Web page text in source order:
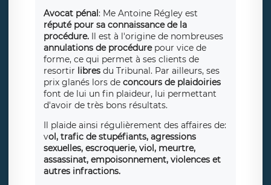
Avocat pénal : Me Antoine Régley est
réputé pour sa connaissance de la
procédure. Il est à l'origine de nombreuses
annulations de procédurepour vice de
forme, ce qui permet à ses clients de
resortir libres du Tribunal. Par ailleurs, ses
prix glanés lors de concours de plaidoiries
font de lui un fin plaideur, lui permettant
d'avoir de très bons résultats.
Il plaide ainsi régulièrement des affaires de:
vol, trafic de stupéfiants, agressions
sexuelles, escroquerie, viol, meurtre,
assassinat, empoisonnement, violences et
autres infractions.